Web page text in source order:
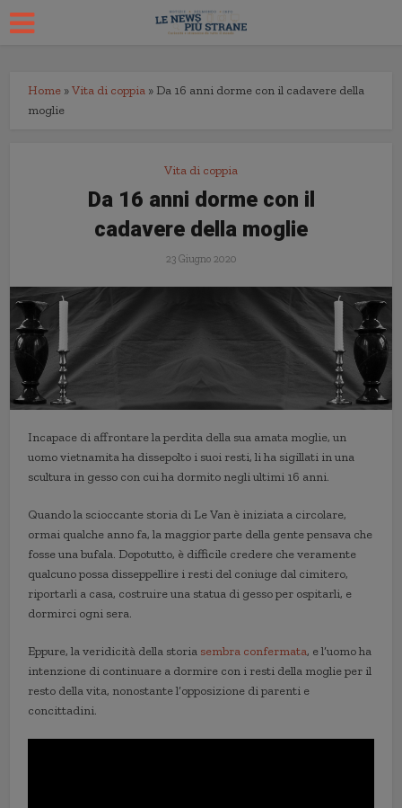
Home »Vita di coppia » Da 16 anni dorme con il cadavere della
moglie
Vita di coppia
Da 16 anni dorme con il
cadavere della moglie
23 Giugno 2020
Incapace di affrontare la perdita della sua amata moglie, un
uomo vietnamita ha dissepolto i suoi resti, li ha sigillati in una
scultura in gesso con cui ha dormito negli ultimi 16 anni.
Quando la scioccante storia di Le Van è iniziata a circolare,
ormai qualche anno fa, la maggior parte della gente pensava che
fosse una bufala. Dopotutto, è difficile credere che veramente
qualcuno possa disseppellire i resti del coniuge dal cimitero,
riportarli a casa, costruire una statua di gesso per ospitarli, e
dormirci ogni sera.
Eppure, la veridicità della storia sembra confermata, e l’uomo ha
intenzione di continuare a dormire con i resti della moglie per il
resto della vita, nonostante l’opposizione di parenti e
concittadini.